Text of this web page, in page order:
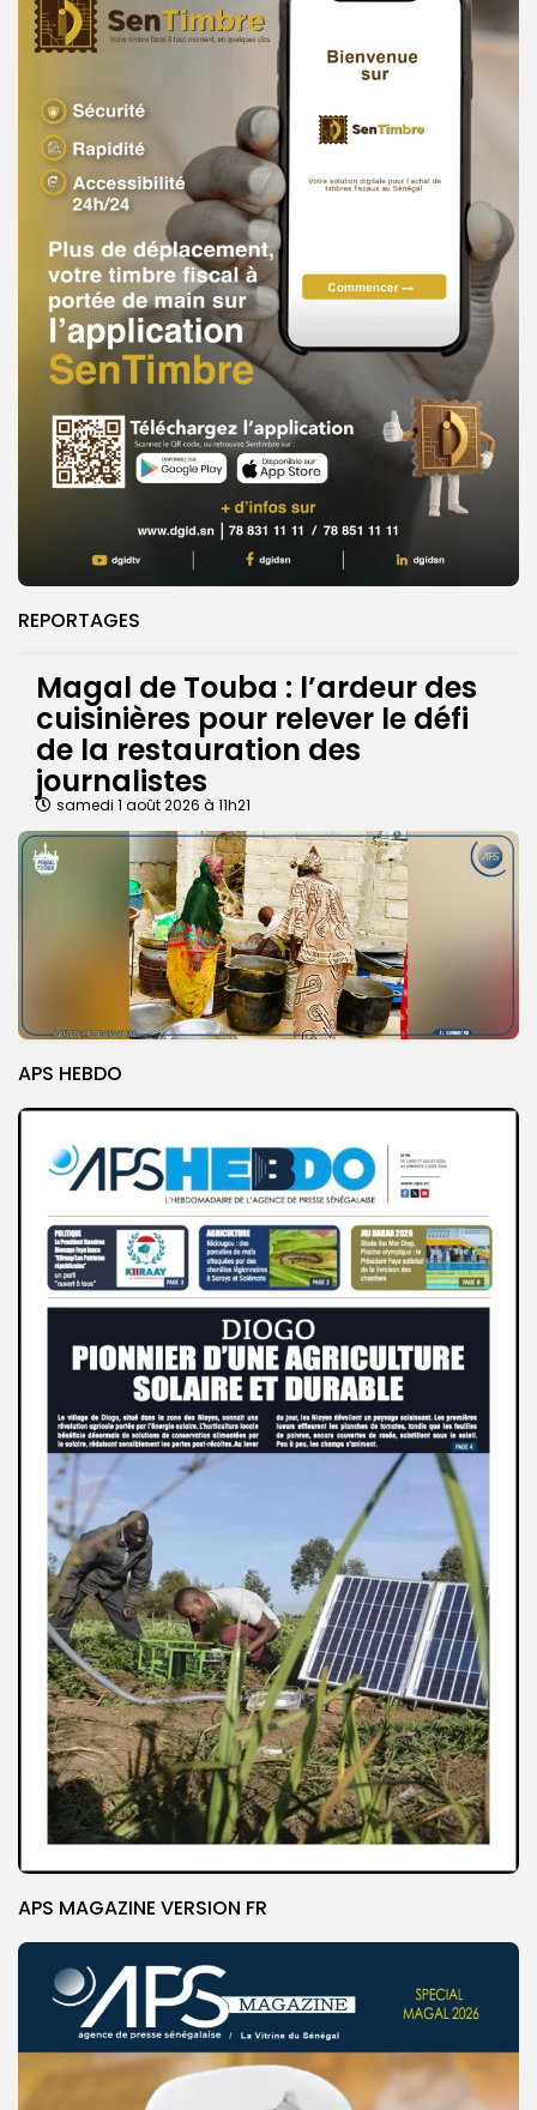
REPORTAGES
Magal de Touba : l’ardeur des
cuisinières pour relever le défi
de la restauration des
journalistes
samedi 1 août 2026 à 11h21
APS HEBDO
APS MAGAZINE VERSION FR